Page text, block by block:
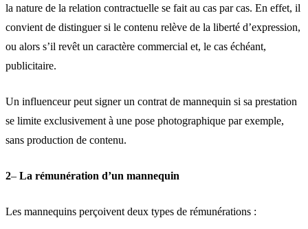
la nature de la relation contractuelle se fait au cas par cas. En effet, il
convient de distinguer si le contenu relève de la liberté d’expression,
ou alors s’il revêt un caractère commercial et, le cas échéant,
publicitaire.
Un influenceur peut signer un contrat de mannequin si sa prestation
se limite exclusivement à une pose photographique par exemple,
sans production de contenu.
2– La rémunération d’un mannequin
Les mannequins perçoivent deux types de rémunérations :